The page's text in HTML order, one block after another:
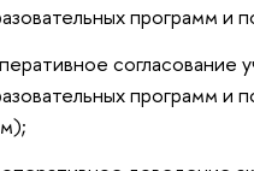
программ и
программ и